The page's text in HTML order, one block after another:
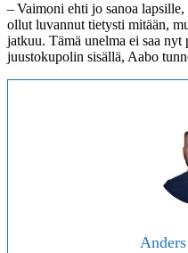
– Vaimoni ehti jo sanoa
ollut luvannut tietysti mitään,
jatkuu. Tämä unelma ei saa
juustokupolin sisällä, Aabo